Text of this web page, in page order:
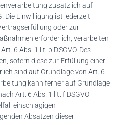
zusätzlich auf
Die Einwilligung ist jederzeit
oder zur
erforderlich, verarbeiten
6 Abs. 1 lit. b DSGVO. Des
sofern diese zur Erfüllung einer
sind auf Grundlage von Art. 6
kann ferner auf Grundlage
Art. 6 Abs. 1 lit. f DSGVO
einschlägigen
Absätzen dieser